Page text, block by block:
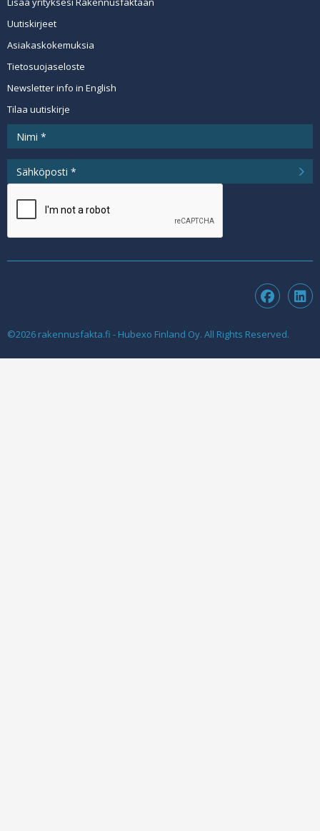
Uutiskirjeet
Asiakaskokemuksia
Tietosuojaseloste
Newsletter info in English
Tilaa uutiskirje
©2026 rakennusfakta.fi - Hubexo Finland Oy. All Rights Reserved.